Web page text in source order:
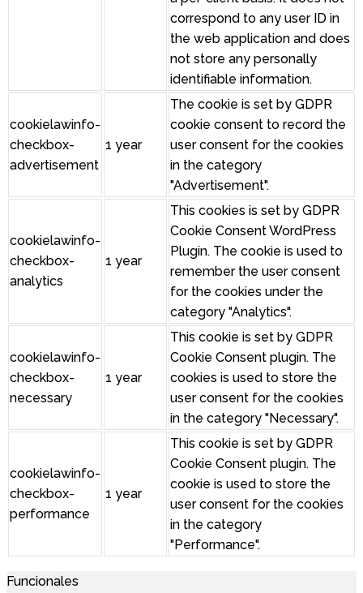
correspond to any user ID in
the web application and does
not store any personally
identifiable information.
cookielawinfo-
checkbox-
advertisement
1 year
The cookie is set by GDPR
cookie consent to record the
user consent for the cookies
in the category
"Advertisement".
cookielawinfo-
checkbox-
analytics
1 year
This cookies is set by GDPR
Cookie Consent WordPress
Plugin. The cookie is used to
remember the user consent
for the cookies under the
category "Analytics".
cookielawinfo-
checkbox-
necessary
1 year
This cookie is set by GDPR
Cookie Consent plugin. The
cookies is used to store the
user consent for the cookies
in the category "Necessary".
cookielawinfo-
checkbox-
performance
1 year
This cookie is set by GDPR
Cookie Consent plugin. The
cookie is used to store the
user consent for the cookies
in the category
"Performance".
Funcionales